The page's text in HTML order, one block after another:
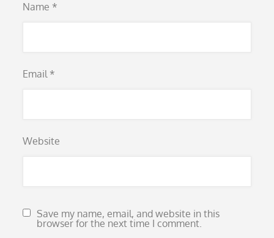
Name *
Email *
Website
Save my name, email, and website in this
browser for the next time I comment.